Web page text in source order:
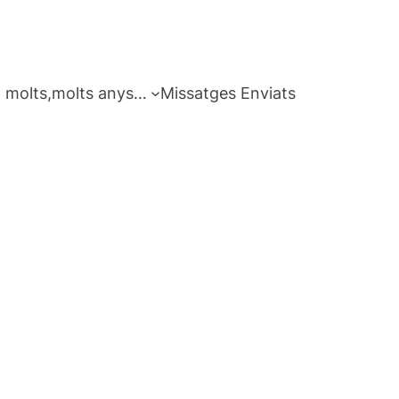
molts,molts anys… Missatges Enviats